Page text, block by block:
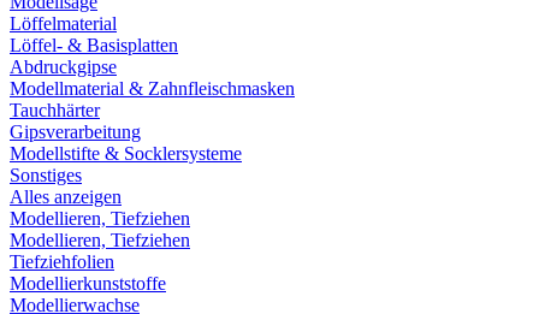
Löffelmaterial
Löffel- & Basisplatten
Abdruckgipse
Modellmaterial & Zahnfleischmasken
Tauchhärter
Gipsverarbeitung
Modellstifte & Socklersysteme
Sonstiges
Alles anzeigen
Modellieren, Tiefziehen
Modellieren, Tiefziehen
Tiefziehfolien
Modellierkunststoffe
Modellierwachse